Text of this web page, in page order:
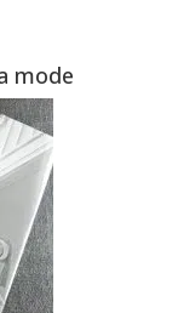
mode